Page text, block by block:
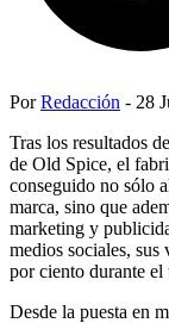
PorRedacción - 28
Tras los resultados
de Old Spice, el
conseguido no sólo
marca, sino que
marketing y
medios sociales, sus
por ciento durante el
Desde la puesta en